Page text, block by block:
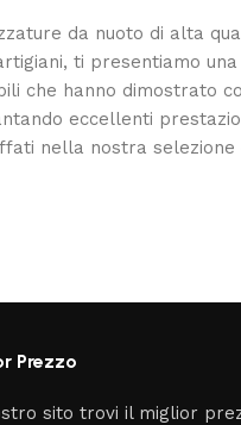
da nuoto di alta
ti presentiamo
che hanno dimostrato
eccellenti
nella nostra
Prezzo
sito trovi il miglior